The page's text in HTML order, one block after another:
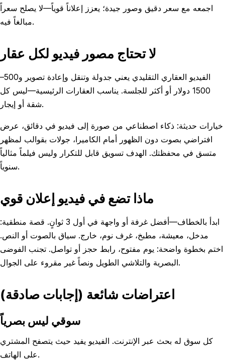
اجمعه مع سعر دقيق وصور جيدة؛ يعزز إعلاناً قوياً—لا يصلح سعراً
مبالغاً فيه.
لا تحتاج مصور فيديو لكل عقار
الفيديو العقاري التقليدي يعني جدولة وتنقل وإعادة تصوير و500–
1500 دولار أو أكثر للجلسة. يناسب العقارات الرئيسية—ليس كل
شقة أو إيجار.
خيارات حديثة: ذكاء اصطناعي من صورة إلى فيديو في دقائق، عرض
افتراضي بصوت دون الظهور أمام الكاميرا، جولات بقوالب لمظهر
متسق في محفظتك. الهدف تسويق قابل للتكرار وليس فيلماً مثالياً
سنوياً.
ماذا تضع في فيديو إعلان قوي
ابدأ بالخطاف—أفضل غرفة أو واجهة في أول 3 ثوانٍ. قصة منطقية:
مدخل، معيشة، مطبخ، غرف نوم، خارج. سياق بالصوت أو النص.
اختم بخطوة واضحة: يوم مفتوح، رابط حجز أو تواصل. تجنب الفوضى
البصرية والتلاشي الطويل ونصاً غير مقروء على الجوال.
اعتراضات شائعة (إجابات صادقة)
سوقي ليس بصرياً
كل سوق له بحث عبر الإنترنت. الفيديو يفيد حيث يتصفح المشتري
على الهاتف.